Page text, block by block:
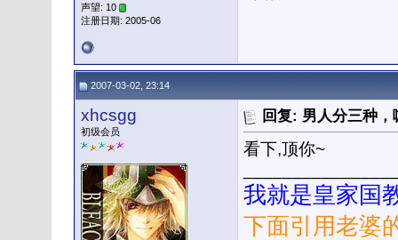
声望: 10
注册日期: 2005-06
2007-03-02, 23:14
xhcsgg
初级会员
回复: 男人分三种
看下,顶你~
我就是皇家国
下面引用老婆